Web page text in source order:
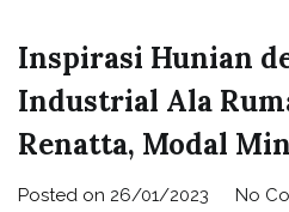
Inspirasi Hunian
Industrial Ala
Renatta, Modal
Posted on 26/01/2023 No